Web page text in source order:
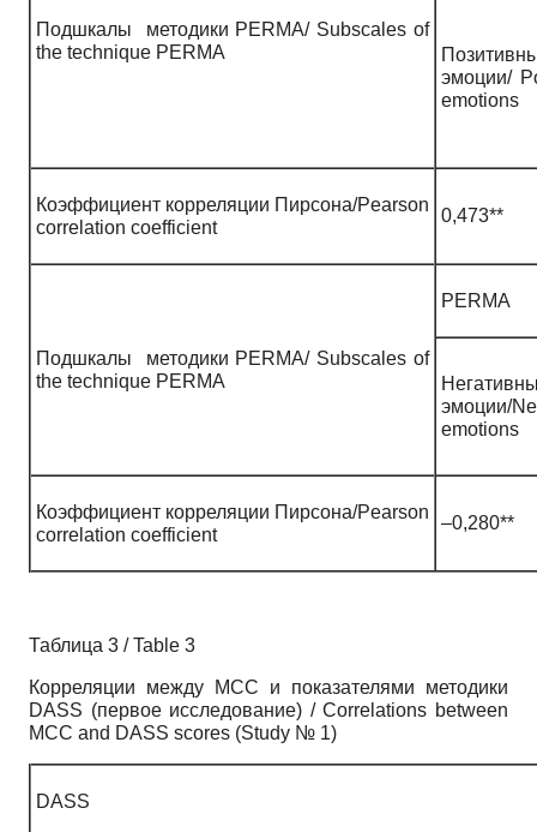
Подшкалы методики PERMA/ Subscales of
the technique PERMA
эмоции/
emotions
Коэффициент корреляции Пирсона/Pearson
correlation coefficient
0,473**
Подшкалы методики PERMA/ Subscales of
the technique PERMA
PERMA
эмоции/
emotions
Коэффициент корреляции Пирсона/Pearson
correlation coefficient
–0,280**
Таблица 3 / Table 3
Корреляции между MCC и показателями методики
DASS (первое исследование) / Correlations between
MCC and DASS scores (Study № 1)
DASS